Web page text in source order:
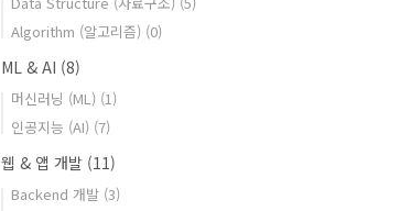
Algorithm (알고리즘) (0)
ML & AI (8)
머신러닝 (ML) (1)
인공지능 (AI) (7)
웹 & 앱 개발 (11)
Backend 개발 (3)